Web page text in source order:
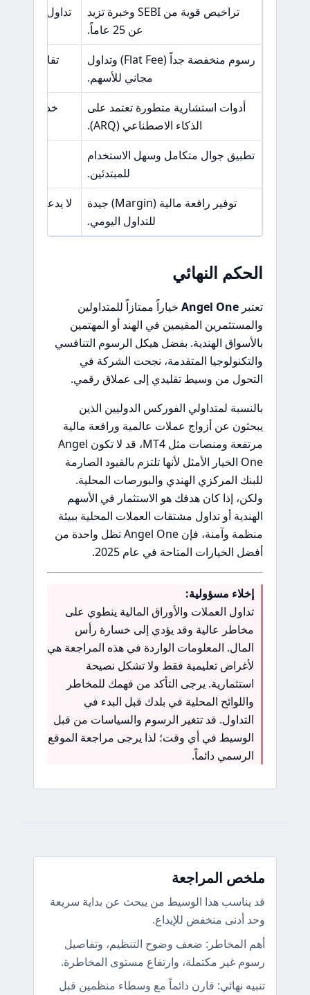
تراخيص قوية من SEBI وخبرة تزيد
عن 25 عاماً.
تداول الفوركس
رسوم منخفضة جداً (Flat Fee) وتداول
مجاني للأسهم.
تقارير عن
أدوات استشارية متطورة تعتمد على
الذكاء الاصطناعي (ARQ).
خدمة
تطبيق جوال متكامل وسهل الاستخدام
للمبتدئين.
توفير رافعة مالية (Margin) جيدة
للتداول اليومي.
الحكم النهائي
تعتبرAngel One خياراً ممتازاً للمتداولين
والمستثمرين المقيمين في الهند أو المهتمين
بالأسواق الهندية. بفضل هيكل الرسوم التنافسي
والتكنولوجيا المتقدمة، نجحت الشركة في
التحول من وسيط تقليدي إلى عملاق رقمي.
بالنسبة لمتداولي الفوركس الدوليين الذين
يبحثون عن أزواج عملات عالمية ورافعة مالية
مرتفعة ومنصات مثل MT4، قد لا تكون Angel
One الخيار الأمثل لأنها تلتزم بالقيود الصارمة
للبنك المركزي الهندي والبورصات المحلية.
ولكن، إذا كان هدفك هو الاستثمار في الأسهم
الهندية أو تداول مشتقات العملات المحلية ببيئة
منظمة وآمنة، فإن Angel One تظل واحدة من
أفضل الخيارات المتاحة في عام 2025.
إخلاء مسؤولية:
تداول العملات والأوراق المالية ينطوي على
مخاطر عالية وقد يؤدي إلى خسارة رأس
المال. المعلومات الواردة في هذه المراجعة هي
لأغراض تعليمية فقط ولا تشكل نصيحة
استثمارية. يرجى التأكد من فهمك للمخاطر
واللوائح المحلية في بلدك قبل البدء في
التداول. قد تتغير الرسوم والسياسات من قبل
الوسيط في أي وقت؛ لذا يرجى مراجعة الموقع
الرسمي دائماً.
ملخص المراجعة
قد يناسب هذا الوسيط من يبحث عن بداية سريعة
وحد أدنى منخفض للإيداع.
أهم المخاطر: ضعف وضوح التنظيم، وتفاصيل
رسوم غير مكتملة، وارتفاع مستوى المخاطرة.
تنبيه نهائي: قارن دائماً مع وسطاء منظمين قبل